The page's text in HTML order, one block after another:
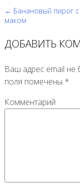
← Банановый пирог с
маком
ДОБАВИТЬ
Ваш адрес email не
поля помечены *
Комментарий